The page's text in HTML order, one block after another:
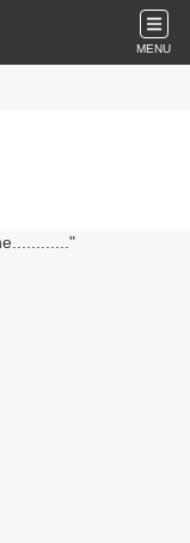
MENU